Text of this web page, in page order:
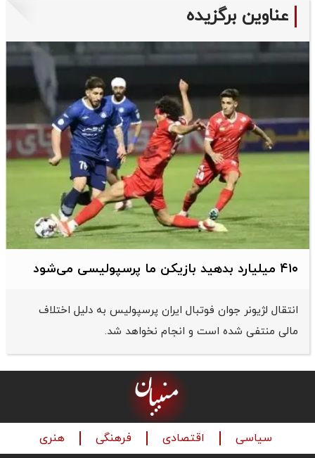
عناوین برگزیده
۴۱۰ میلیارد بدهید بازیکن ما پرسپولیسی می‌شود
انتقال لژیونر جوان فوتبال ایران پرسپولیس به دلیل اختلاف
مالی منتفی شده است و انجام نخواهد شد.
سیاسی اقتصادی فرهنگی هنری